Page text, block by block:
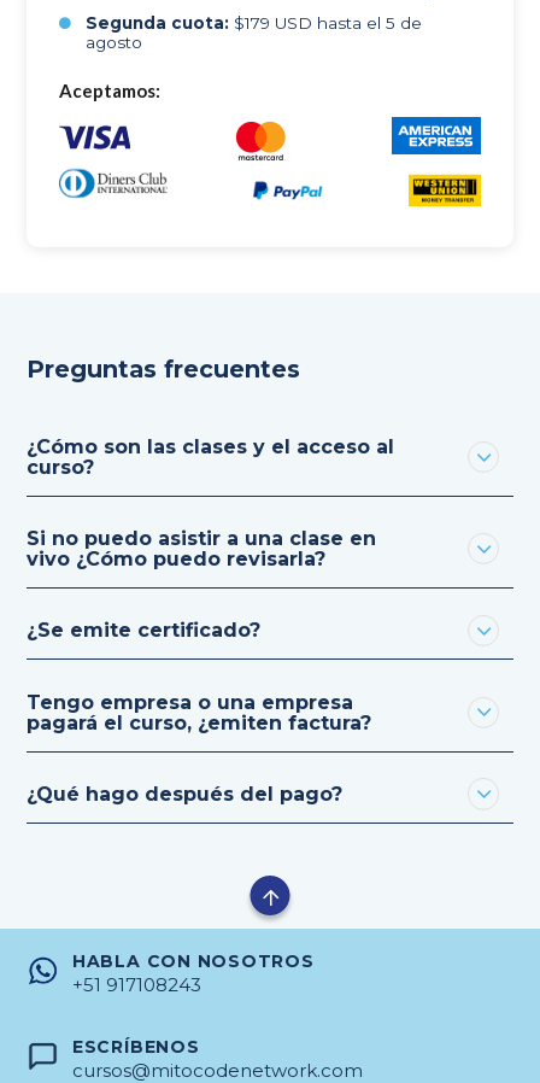
Segunda cuota:$179 USD hasta el 5 de
agosto
Aceptamos:
Preguntas frecuentes
¿Cómo son las clases y el acceso al
curso?
Si no puedo asistir a una clase en
vivo ¿Cómo puedo revisarla?
¿Se emite certificado?
Tengo empresa o una empresa
pagará el curso, ¿emiten factura?
¿Qué hago después del pago?
HABLA CON NOSOTROS
+51 917108243
ESCRÍBENOS
cursos@mitocodenetwork.com